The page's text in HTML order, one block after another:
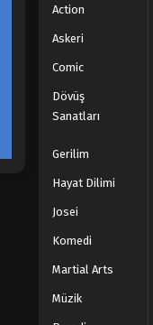
Action
Askeri
Comic
Dövüş
Sanatları
Gerilim
Hayat Dilimi
Josei
Komedi
Martial Arts
Müzik